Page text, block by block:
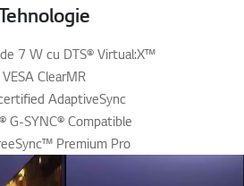
7 W cu DTS® Virtual:X™
VESA ClearMR
AdaptiveSync
G-SYNC® Compatible
Premium Pro